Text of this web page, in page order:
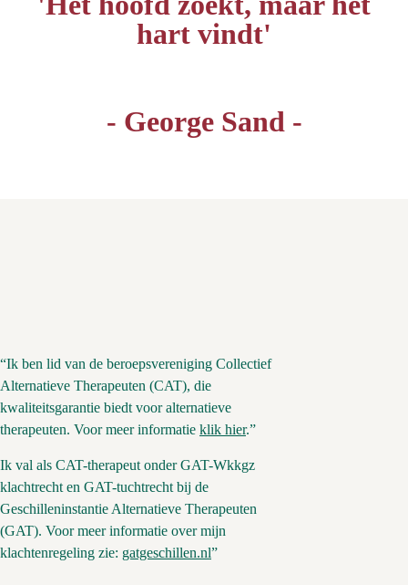
hart vindt'
- George Sand -
“Ik ben lid van de beroepsvereniging Collectief
Alternatieve Therapeuten (CAT), die
kwaliteitsgarantie biedt voor alternatieve
therapeuten. Voor meer informatie klik hier.”
Ik val als CAT-therapeut onder GAT-Wkkgz
klachtrecht en GAT-tuchtrecht bij de
Geschilleninstantie Alternatieve Therapeuten
(GAT). Voor meer informatie over mijn
klachtenregeling zie: gatgeschillen.nl”